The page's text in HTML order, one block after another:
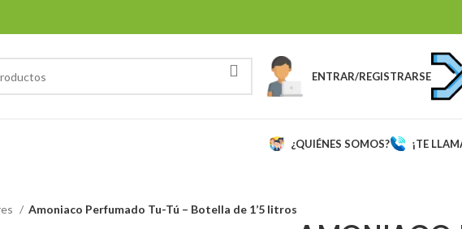
ENTRAR/REGISTRARSE
¿QUIÉNES SOMOS? ¡TE
Amoniaco Perfumado Tu-Tú – Botella de 1’5 litros